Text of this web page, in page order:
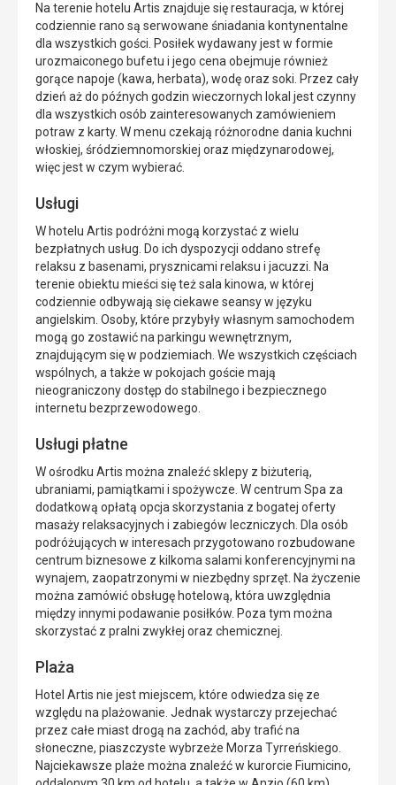
Na terenie hotelu Artis znajduje się restauracja, w której
codziennie rano są serwowane śniadania kontynentalne
dla wszystkich gości. Posiłek wydawany jest w formie
urozmaiconego bufetu i jego cena obejmuje również
gorące napoje (kawa, herbata), wodę oraz soki. Przez cały
dzień aż do późnych godzin wieczornych lokal jest czynny
dla wszystkich osób zainteresowanych zamówieniem
potraw z karty. W menu czekają różnorodne dania kuchni
włoskiej, śródziemnomorskiej oraz międzynarodowej,
więc jest w czym wybierać.
Usługi
W hotelu Artis podróżni mogą korzystać z wielu
bezpłatnych usług. Do ich dyspozycji oddano strefę
relaksu z basenami, prysznicami relaksu i jacuzzi. Na
terenie obiektu mieści się też sala kinowa, w której
codziennie odbywają się ciekawe seansy w języku
angielskim. Osoby, które przybyły własnym samochodem
mogą go zostawić na parkingu wewnętrznym,
znajdującym się w podziemiach. We wszystkich częściach
wspólnych, a także w pokojach goście mają
nieograniczony dostęp do stabilnego i bezpiecznego
internetu bezprzewodowego.
Usługi płatne
W ośrodku Artis można znaleźć sklepy z biżuterią,
ubraniami, pamiątkami i spożywcze. W centrum Spa za
dodatkową opłatą opcja skorzystania z bogatej oferty
masaży relaksacyjnych i zabiegów leczniczych. Dla osób
podróżujących w interesach przygotowano rozbudowane
centrum biznesowe z kilkoma salami konferencyjnymi na
wynajem, zaopatrzonymi w niezbędny sprzęt. Na życzenie
można zamówić obsługę hotelową, która uwzględnia
między innymi podawanie posiłków. Poza tym można
skorzystać z pralni zwykłej oraz chemicznej.
Plaża
Hotel Artis nie jest miejscem, które odwiedza się ze
względu na plażowanie. Jednak wystarczy przejechać
przez całe miast drogą na zachód, aby trafić na
słoneczne, piaszczyste wybrzeże Morza Tyrreńskiego.
Najciekawsze plaże można znaleźć w kurorcie Fiumicino,